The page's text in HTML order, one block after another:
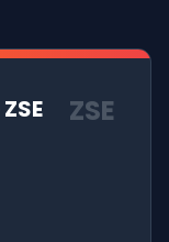
ZSE